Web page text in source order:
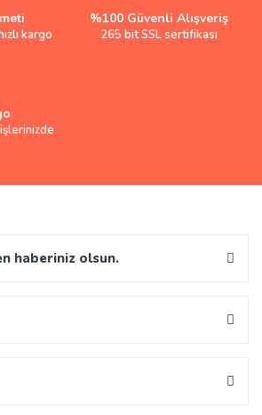
kargo
%100 Güvenli Alışveriş
265 bit SSL sertifikası
haberiniz olsun.